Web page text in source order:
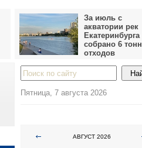
За июль с
акватории рек
Екатеринбурга
собрано 6 тонн
отходов
Пятница, 7 августа 2026
АВГУСТ 2026